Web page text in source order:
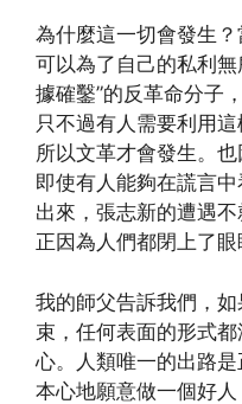
為什麼這一切會發生
可以為了自己的私利
據確鑿”的反革命分子
只不過有人需要利用
所以文革才會發生。
即使有人能夠在謊言
出來，張志新的遭遇
正因為人們都閉上了眼
我的師父告訴我們，
束，任何表面的形式
心。人類唯一的出路
本心地願意做一個好